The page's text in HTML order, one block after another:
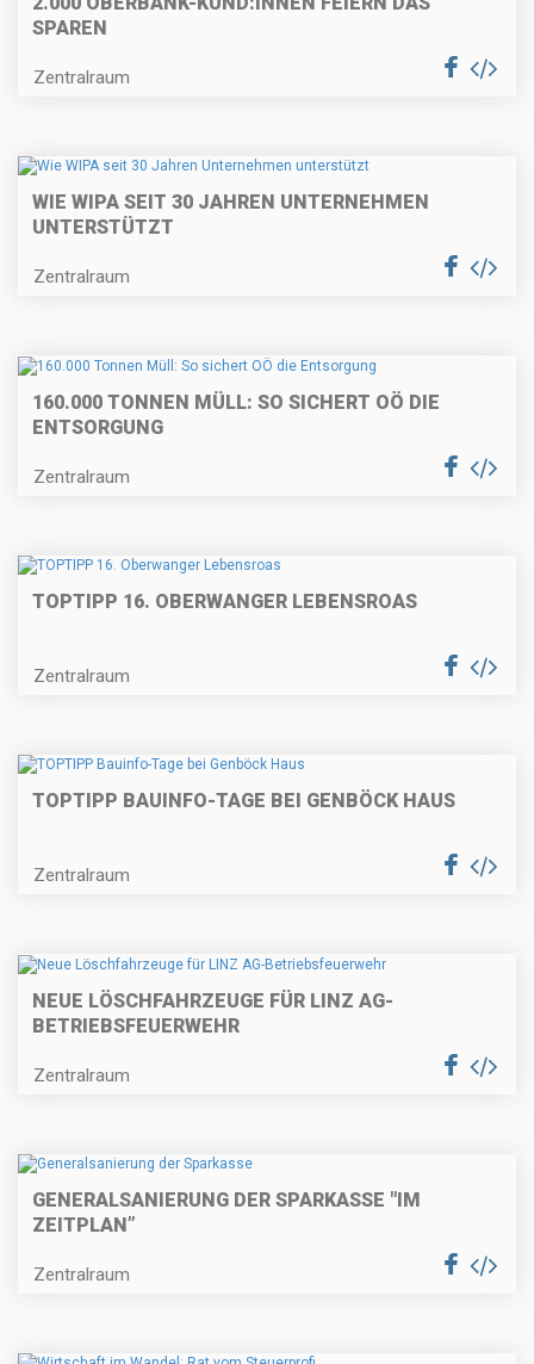
SPAREN
Zentralraum
WIE WIPA SEIT 30 JAHREN UNTERNEHMEN
UNTERSTÜTZT
Zentralraum
160.000 TONNEN MÜLL: SO SICHERT OÖ DIE
ENTSORGUNG
Zentralraum
TOPTIPP 16. OBERWANGER LEBENSROAS
Zentralraum
TOPTIPP BAUINFO-TAGE BEI GENBÖCK HAUS
Zentralraum
NEUE LÖSCHFAHRZEUGE FÜR LINZ AG-
BETRIEBSFEUERWEHR
Zentralraum
GENERALSANIERUNG DER SPARKASSE "IM
ZEITPLAN”
Zentralraum